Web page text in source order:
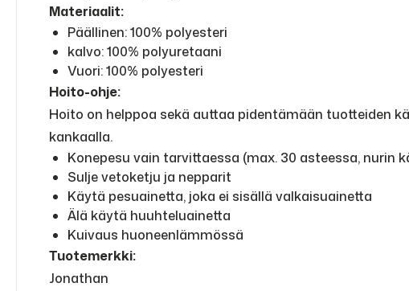
Materiaalit:
Päällinen: 100% polyesteri
kalvo: 100% polyuretaani
Vuori: 100% polyesteri
Hoito-ohje:
Hoito on helppoa sekä auttaa pidentämään tuotteiden
kankaalla.
Konepesu vain tarvittaessa (max. 30 asteessa, nurin
Sulje vetoketju ja nepparit
Käytä pesuainetta, joka ei sisällä valkaisuainetta
Älä käytä huuhteluainetta
Kuivaus huoneenlämmössä
Tuotemerkki:
Jonathan